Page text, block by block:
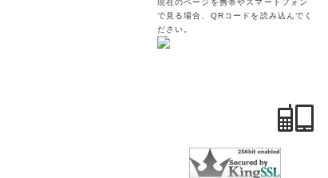
現在のページを携帯やスマートフォン
で見る場合、QRコードを読み込んでく
ださい。